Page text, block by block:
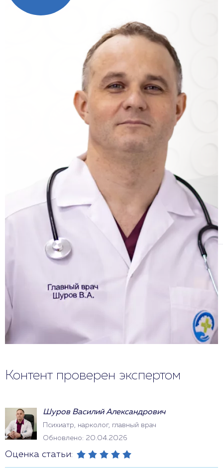
Контент проверен экспертом
Шуров Василий Александрович
Психиатр, нарколог, главный врач
Обновлено: 20.04.2026
Оценка статьи: